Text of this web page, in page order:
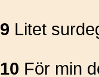
9 Litet
10 För min